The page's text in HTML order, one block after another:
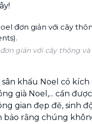
giản với cây thông
khấu Noel có kích
già Noel,... cần
gian đẹp đẽ, sinh
bảo rằng chúng